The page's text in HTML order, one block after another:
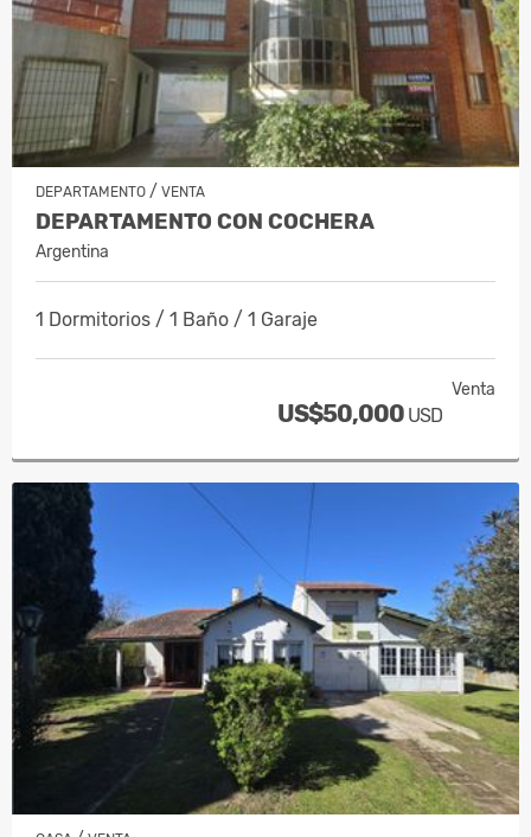
DEPARTAMENTO / VENTA
DEPARTAMENTO CON COCHERA
Argentina
1 Dormitorios / 1 Baño / 1 Garaje
Venta
US$50,000 USD